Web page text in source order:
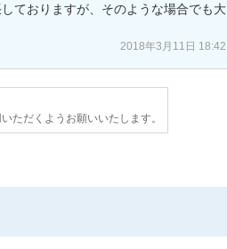
ておりますが、そのような場合でも大
2018年3月11日 18:42
ただくようお願いいたします。